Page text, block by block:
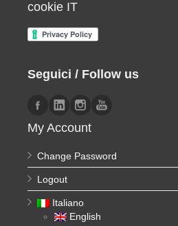
cookie IT
Seguici / Follow us
My Account
Change Password
Logout
Italiano
English